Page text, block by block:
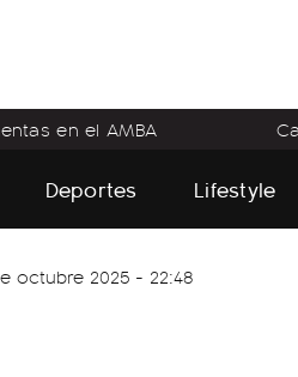
en el AMBA
Deportes Lifestyle
octubre 2025 - 22:48